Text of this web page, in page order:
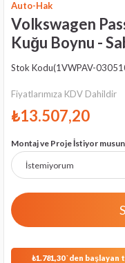
Auto-Hak
Volkswagen
Kuğu Boynu -
Stok Kodu(1VWPAV-
Fiyatlarımıza KDV Dahildir
₺13.507,20
Montaj ve Proje İstiyor
₺1.781,30`den başlayan